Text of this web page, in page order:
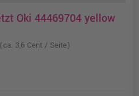
Oki 44469704 yellow
(ca. 3,6 Cent / Seite)